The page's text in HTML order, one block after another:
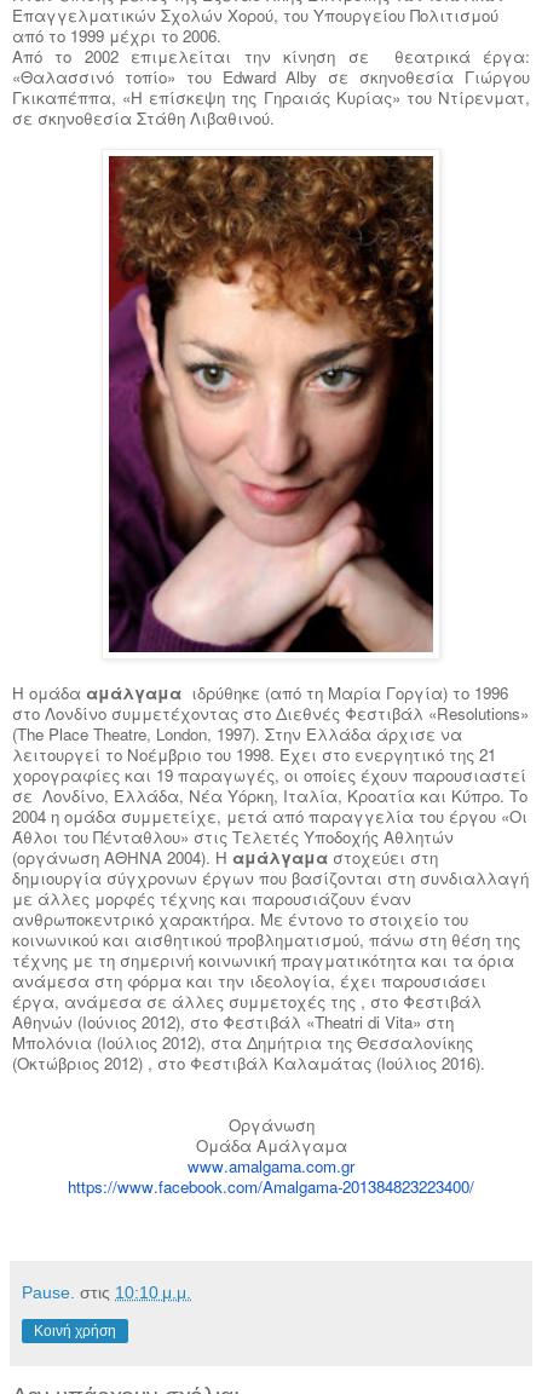
Επαγγελματικών Σχολών Χορού, του Υπουργείου Πολιτισμού
από το 1999 μέχρι το 2006.
Από το 2002 επιμελείται την κίνηση σε θεατρικά έργα:
«Θαλασσινό τοπίο» του Εdward Alby σε σκηνοθεσία Γιώργου
Γκικαπέππα, «Η επίσκεψη της Γηραιάς Κυρίας» του Ντίρενματ,
σε σκηνοθεσία Στάθη Λιβαθινού.
Η ομάδα αμάλγαμα ιδρύθηκε (από τη Μαρία Γοργία) το 1996
στο Λονδίνο συμμετέχοντας στο Διεθνές Φεστιβάλ «Resolutions»
(The Place Theatre, London, 1997). Στην Ελλάδα άρχισε να
λειτουργεί το Νοέμβριο του 1998. Έχει στο ενεργητικό της 21
χορογραφίες και 19 παραγωγές, οι οποίες έχουν παρουσιαστεί
σε Λονδίνο, Ελλάδα, Νέα Υόρκη, Ιταλία, Κροατία και Κύπρο. Το
2004 η ομάδα συμμετείχε, μετά από παραγγελία του έργου «Οι
Άθλοι του Πένταθλου» στις Τελετές Υποδοχής Αθλητών
(οργάνωση ΑΘΗΝΑ 2004). Η αμάλγαμα στοχεύει στη
δημιουργία σύγχρονων έργων που βασίζονται στη συνδιαλλαγή
με άλλες μορφές τέχνης και παρουσιάζουν έναν
ανθρωποκεντρικό χαρακτήρα. Με έντονο το στοιχείο του
κοινωνικού και αισθητικού προβληματισμού, πάνω στη θέση της
τέχνης με τη σημερινή κοινωνική πραγματικότητα και τα όρια
ανάμεσα στη φόρμα και την ιδεολογία, έχει παρουσιάσει
έργα, ανάμεσα σε άλλες συμμετοχές της , στο Φεστιβάλ
Αθηνών (Ιούνιος 2012), στο Φεστιβάλ «Theatri di Vita» στη
Μπολόνια (Ιούλιος 2012), στα Δημήτρια της Θεσσαλονίκης
(Οκτώβριος 2012) , στο Φεστιβάλ Καλαμάτας (Ιούλιος 2016).
Οργάνωση
Ομάδα Αμάλγαμα
www.amalgama.com.gr
https://www.facebook.com/Amalgama-201384823223400/
Pause. στις 10:10 μ.μ.
Κοινή χρήση